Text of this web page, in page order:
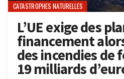
CATASTROPHES NATURELLES
L’UE exige des
financement
des incendies
19 milliards